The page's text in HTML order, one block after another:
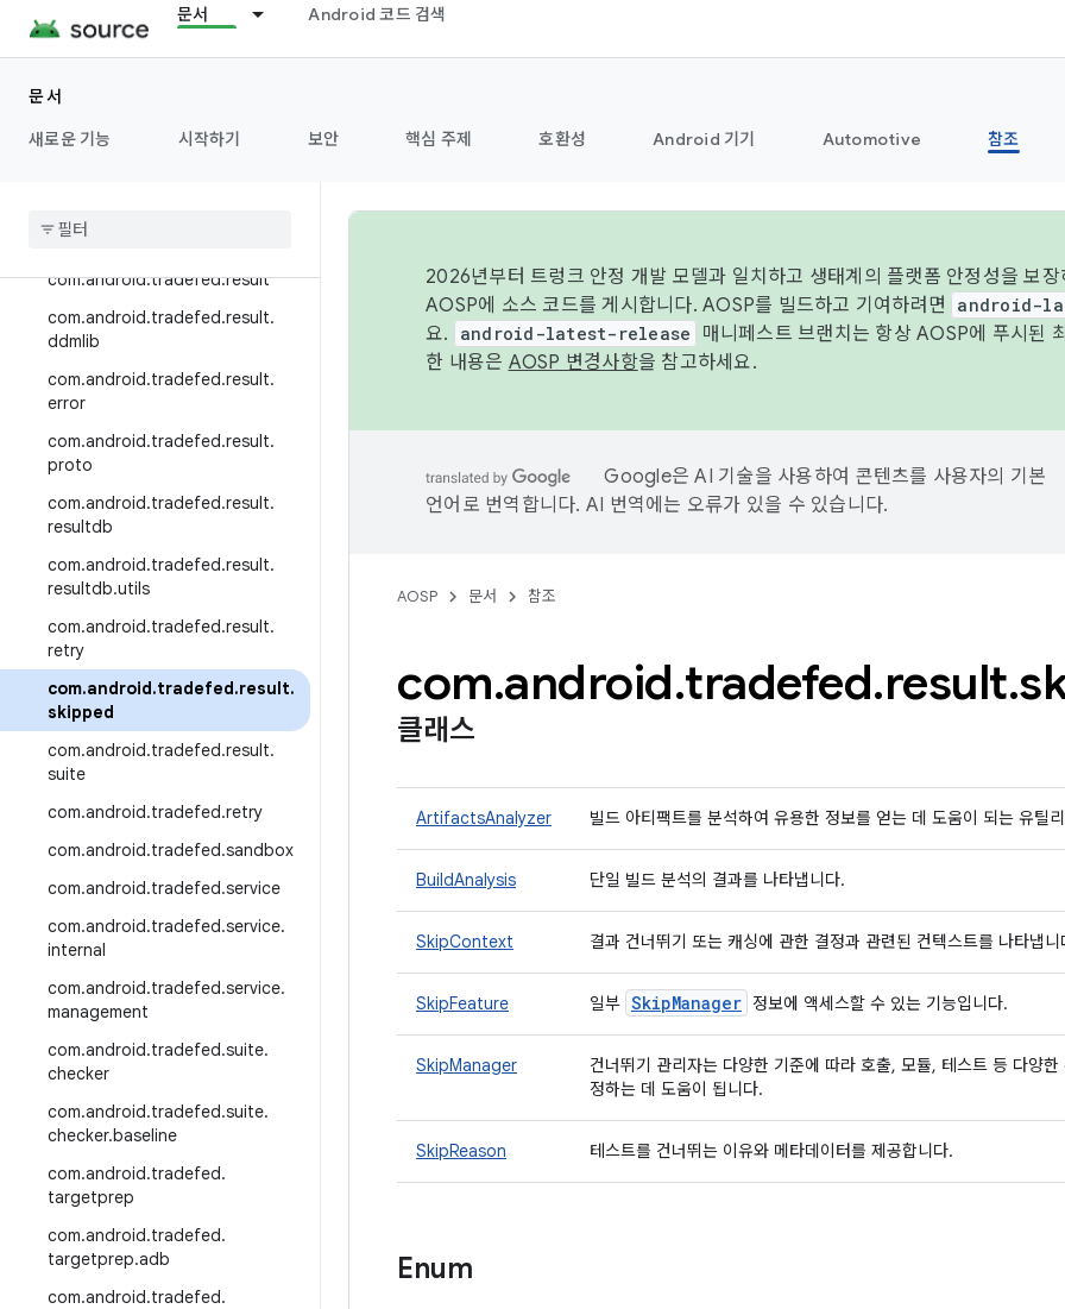
문서 Android 코드 검색
문서
새로운 기능
시작하기 보안 핵심 주제 호환성 Android 기기 Automotive 참조
com.android.tradefed.monitorin
g
com.android.tradefed.monitorin
com
.android
postprocessor
com.android.tradefed.result
com.android.tradefed.result.
ddmlib
com.android.tradefed.result.
error
com.android.tradefed.result.
proto
com.android.tradefed.result.
resultdb
com.android.tradefed.result.
resultdb.utils
com.android.tradefed.result.
retry
com.android.tradefed.result.
skipped
com.android.tradefed.result.
suite
com.android.tradefed.retry
com.android.tradefed.sandbox
com.android.tradefed.service
com.android.tradefed.service.
internal
com.android.tradefed.service.
management
com.android.tradefed.suite.
checker
com.android.tradefed.suite.
checker.baseline
com.android.tradefed.
targetprep
com.android.tradefed.
targetprep.adb
com.android.tradefed.
2026년부터 트렁크 안정 개발 모델과 일치하고 생태계의 플랫폼 안정성을 보
AOSP에 소스 코드를 게시합니다. AOSP를 빌드하고 기여하려면
android-
요.
android-latest-release
매니페스트 브랜치는 항상 AOSP에 푸시된
한 내용은 AOSP 변경사항을 참고하세요.
Google은 AI 기술을 사용하여 콘텐츠를 사용자의 기본
언어로 번역합니다. AI 번역에는 오류가 있을 수 있습니다.
AOSP 문서 참조
com.android.tradefed.result.
클래스
ArtifactsAnalyzer 빌드 아티팩트를 분석하여 유용한 정보를 얻는 데 도움이 되는 유틸
BuildAnalysis 단일 빌드 분석의 결과를 나타냅니다.
SkipContext 결과 건너뛰기 또는 캐싱에 관한 결정과 관련된 컨텍스트를 나타냅니
SkipFeature 일부 SkipManager 정보에 액세스할 수 있는 기능입니다.
SkipManager
건너뛰기 관리자는 다양한 기준에 따라 호출, 모듈, 테스트 등 다양
정하는 데 도움이 됩니다.
SkipReason 테스트를 건너뛰는 이유와 메타데이터를 제공합니다.
Enum